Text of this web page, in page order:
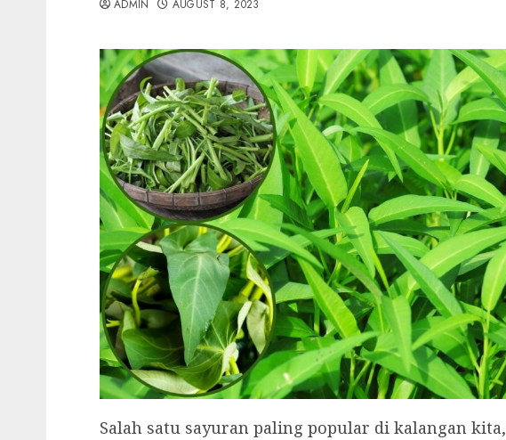
ADMIN AUGUST 8, 2023
Salah satu sayuran paling popular di kalangan kita,